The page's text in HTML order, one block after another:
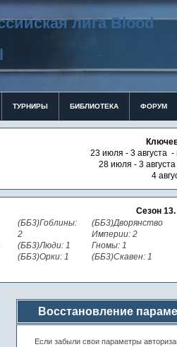
ТУРНИРЫ БИБЛИОТЕКА ФОРУМ
23 июля - 3 августа -
28 июля - 3
4
Сезон 13.
(ББ3)Гоблины:
2
(ББ3)Люди: 1
(ББ3)Орки: 1
(ББ3)Дворянство
Империи: 2
Гномы: 1
(ББ3)Скавен: 1
Восстановление
Если забыли свои параметры